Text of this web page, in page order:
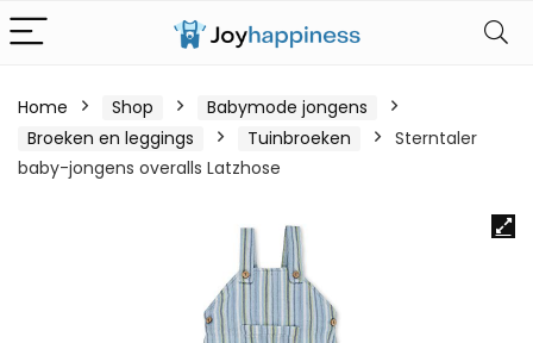
Home Shop
Babymode jongens
Broeken en leggings
Tuinbroeken
Sterntaler
baby-jongens overalls Latzhose